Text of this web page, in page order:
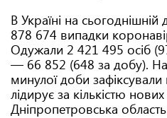
В Україні на
878 674 випадки
Одужали 2 421 495 осіб
— 66 852 (648 за добу).
минулої доби
лідирує за кількістю
Дніпропетровська